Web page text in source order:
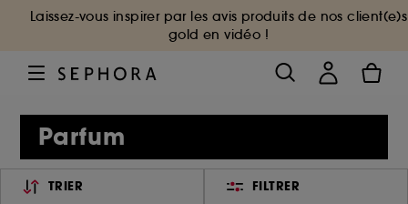
Laissez-vous inspirer par les avis produits de nos client(e)s
gold en vidéo !
Parfum
TRIER FILTRER